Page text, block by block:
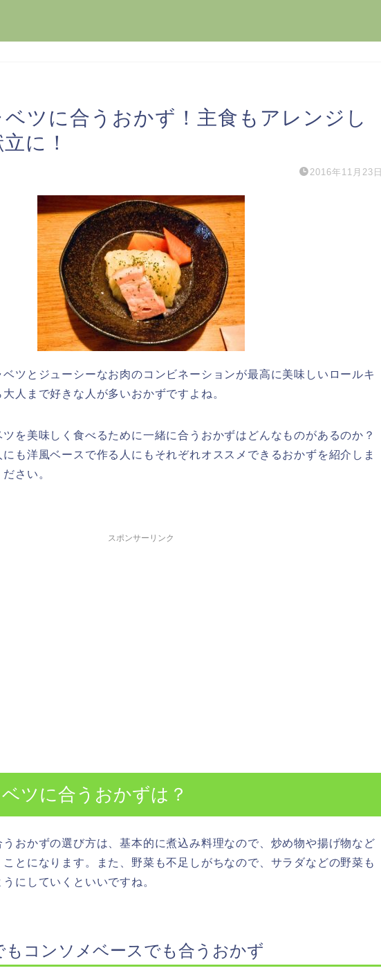
ベツに合うおかず！主食もアレンジし
に！
2016年11月23日
ベツとジューシーなお肉のコンビネーションが最高に美味しいロールキ
人まで好きな人が多いおかずですよね。
を美味しく食べるために一緒に合うおかずはどんなものがあるのか？
も洋風ベースで作る人にもそれぞれオススメできるおかずを紹介しま
さい。
スポンサーリンク
ツに合うおかずは？
うおかずの選び方は、基本的に煮込み料理なので、炒め物や揚げ物など
とになります。また、野菜も不足しがちなので、サラダなどの野菜も
にしていくといいですね。
もコンソメベースでも合うおかず